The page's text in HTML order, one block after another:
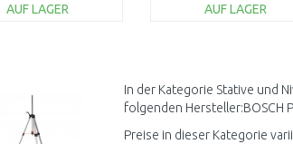
AUF LAGER
AUF LAGER
Vergleichen
In der Kategorie Stative und
folgenden Hersteller:BOSCH
Preise in dieser Kategorie